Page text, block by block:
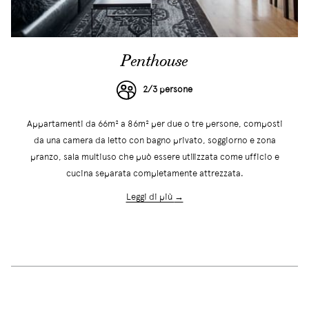
Penthouse
2/3 persone
Appartamenti da 66m² a 86m² per due o tre persone, composti
da una camera da letto con bagno privato, soggiorno e zona
pranzo, sala multiuso che può essere utilizzata come ufficio e
cucina separata completamente attrezzata.
Leggi di più